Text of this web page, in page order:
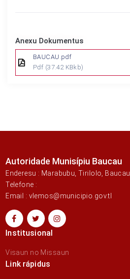
Anexu Dokumentus
BAUCAU.pdf
Pdf (37.42 KBkb)
Autoridade Munisípiu Baucau
Enderesu : Marabubu, Tirilolo, Baucau
Telefone :
Email : vlemos@municipio.gov.tl
Institusional
Visaun no Missaun
Link rápidus